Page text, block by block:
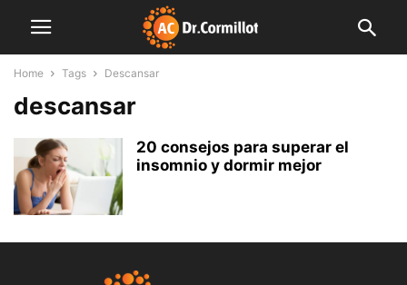
Home Tags Descansar
descansar
20 consejos para superar el
insomnio y dormir mejor